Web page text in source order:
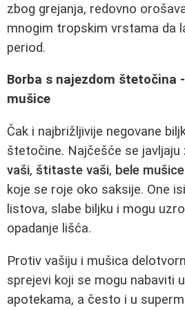
zbog grejanja, redovno
mnogim tropskim vrstama da
period.
Borba s najezdom štetočina
mušice
Čak i najbrižljivije negovane
štetočine. Najčešće se javljaju
vaši, štitaste vaši, bele mušice
koje se roje oko saksije. One
listova, slabe biljku i mogu
opadanje lišća.
Protiv vašiju i mušica
sprejevi koji se mogu nabaviti
apotekama, a često i u